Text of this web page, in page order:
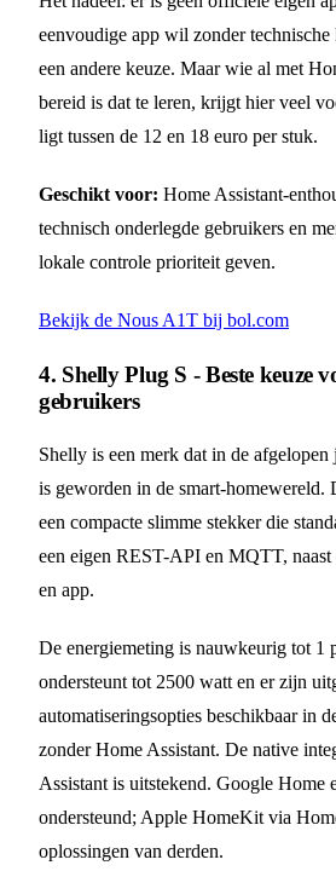
eenvoudige app wil zonder technische
een andere keuze. Maar wie al met
bereid is dat te leren, krijgt hier veel
ligt tussen de 12 en 18 euro per stuk.
Geschikt voor: Home Assistant-
technisch onderlegde gebruikers en
lokale controle prioriteit geven.
Bekijk de Nous A1T bij bol.com
4. Shelly Plug S - Beste keuze
gebruikers
Shelly is een merk dat in de
is geworden in de smart-homewereld.
een compacte slimme stekker die
een eigen REST-API en MQTT,
en app.
De energiemeting is nauwkeurig tot 1
ondersteunt tot 2500 watt en er zijn
automatiseringsopties beschikbaar in
zonder Home Assistant. De native
Assistant is uitstekend. Google Home
ondersteund; Apple HomeKit via
oplossingen van derden.